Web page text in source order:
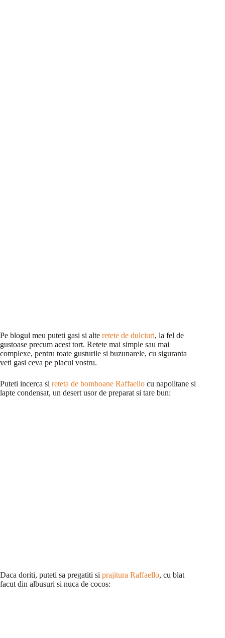
Pe blogul meu puteti gasi si alte retete de dulciuri, la fel de
gustoase precum acest tort. Retete mai simple sau mai
complexe, pentru toate gusturile si buzunarele, cu siguranta
veti gasi ceva pe placul vostru.
Puteti incerca si reteta de bomboane Raffaello cu napolitane si
lapte condensat, un desert usor de preparat si tare bun:
Daca doriti, puteti sa pregatiti si prajitura Raffaello, cu blat
facut din albusuri si nuca de cocos: